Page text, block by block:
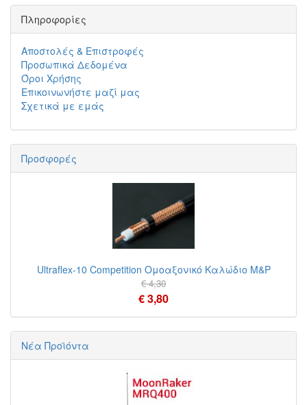
Πληροφορίες
Αποστολές & Επιστροφές
Προσωπικά Δεδομένα
Όροι Χρήσης
Επικοινωνήστε μαζί μας
Σχετικά με εμάς
Προσφορές
Ultraflex-10 Competition Ομοαξονικό Καλώδιο M&P
€ 4,30
€ 3,80
Νέα Προϊόντα